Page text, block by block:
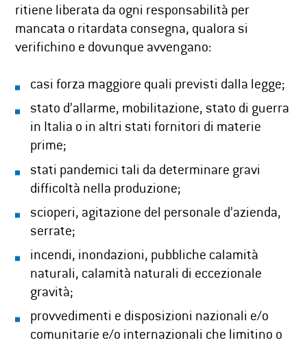
ritiene liberata da ogni responsabilità per
mancata o ritardata consegna, qualora si
verifichino e dovunque avvengano:
casi forza maggiore quali previsti dalla legge;
stato d’allarme, mobilitazione, stato di guerra
in Italia o in altri stati fornitori di materie
prime;
stati pandemici tali da determinare gravi
difficoltà nella produzione;
scioperi, agitazione del personale d’azienda,
serrate;
incendi, inondazioni, pubbliche calamità
naturali, calamità naturali di eccezionale
gravità;
provvedimenti e disposizioni nazionali e/o
comunitarie e/o internazionali che limitino o